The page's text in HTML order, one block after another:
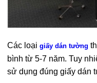
Các loạigiấy dán tường
bình từ 5-7 năm. Tuy
sử dụng đúng giấy dán